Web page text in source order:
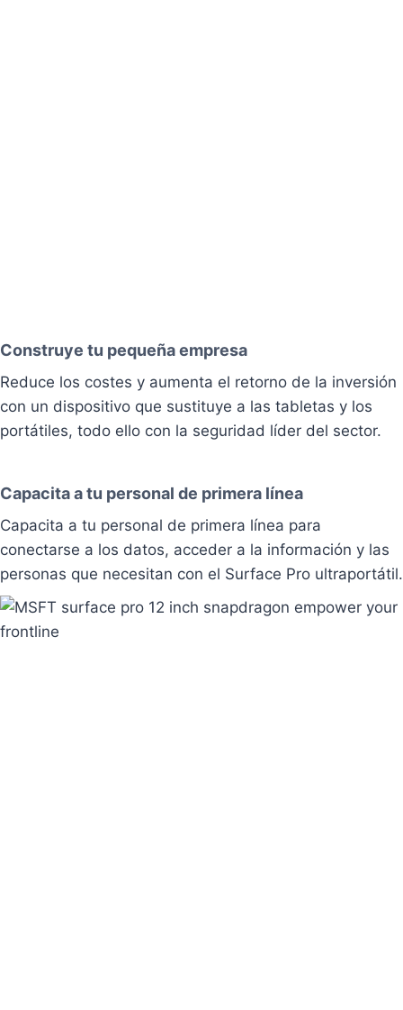
Construye tu pequeña empresa
Reduce los costes y aumenta el retorno de la inversión
con un dispositivo que sustituye a las tabletas y los
portátiles, todo ello con la seguridad líder del sector.
Capacita a tu personal de primera línea
Capacita a tu personal de primera línea para
conectarse a los datos, acceder a la información y las
personas que necesitan con el Surface Pro ultraportátil.